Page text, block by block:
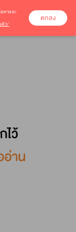
หาและ
ว’
ตกลง